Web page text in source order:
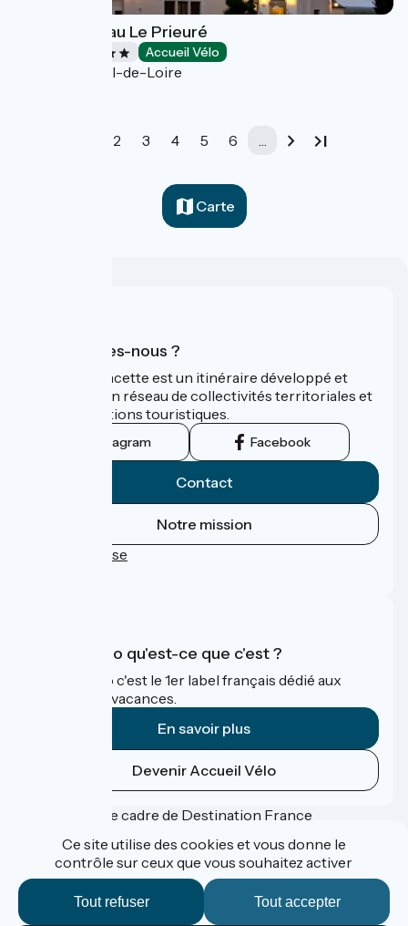
Hôtel Château Le Prieuré
Accueil Vélo
Gennes-Val-de-Loire
2 3 4 5 6 …
Carte
Qui sommes-nous ?
La Vélo Francette est un itinéraire développé et
promu par un réseau de collectivités territoriales et
leurs institutions touristiques.
Instagram Facebook
Contact
Notre mission
Espace Presse
Accueil Vélo qu'est-ce que c'est ?
Accueil Vélo c'est le 1er label français dédié aux
cyclistes en vacances.
En savoir plus
Devenir Accueil Vélo
Financé dans le cadre de Destination France
Accueil Vélo Pro
Espace Presse
Ce site utilise des cookies et vous donne le
contrôle sur ceux que vous souhaitez activer
Tout accepter
Tout refuser